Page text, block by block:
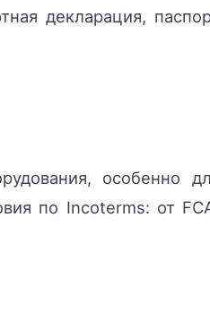
декларация,
особенно
по Incoterms: от